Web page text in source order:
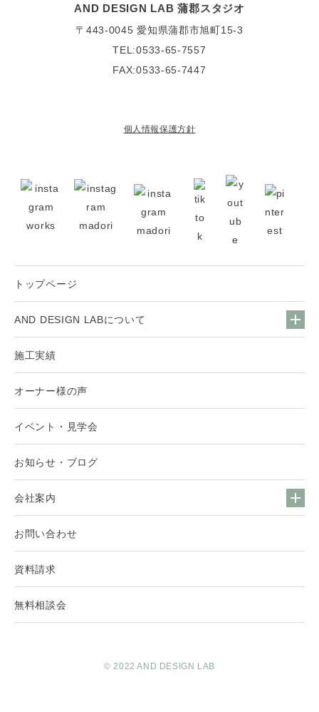
AND DESIGN LAB 蒲郡スタジオ
〒443-0045 愛知県蒲郡市旭町15-3
TEL:0533-65-7557
FAX:0533-65-7447
個人情報保護方針
トップページ
AND DESIGN LABについて
施工実績
オーナー様の声
イベント・見学会
お知らせ・ブログ
会社案内
お問い合わせ
資料請求
無料相談会
© 2022 AND DESIGN LAB